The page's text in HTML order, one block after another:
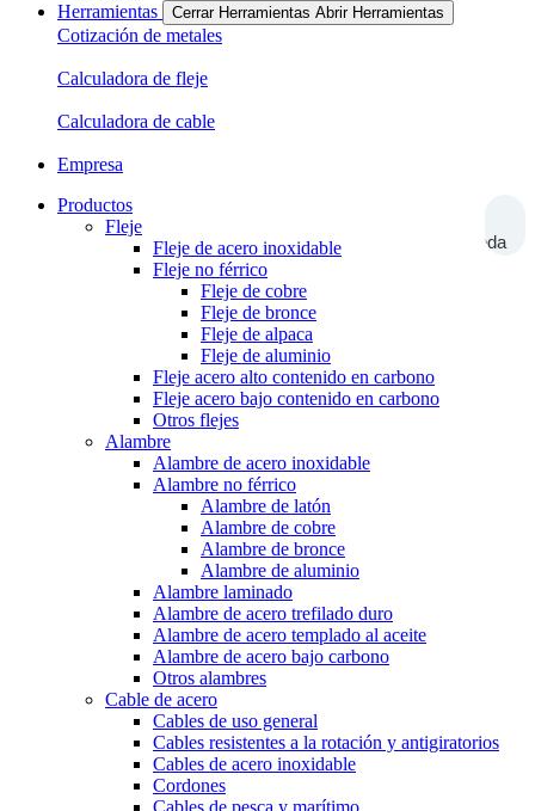
Herramientas
Cerrar Herramientas Abrir Herramientas
Cotización de metales
Calculadora de fleje
Calculadora de cable
Empresa
Búsqueda
Productos
Fleje
Fleje de acero inoxidable
Fleje no férrico
Fleje de cobre
Fleje de bronce
Fleje de alpaca
Fleje de aluminio
Fleje acero alto contenido en carbono
Fleje acero bajo contenido en carbono
Otros flejes
Alambre
Alambre de acero inoxidable
Alambre no férrico
Alambre de latón
Alambre de cobre
Alambre de bronce
Alambre de aluminio
Alambre laminado
Alambre de acero trefilado duro
Alambre de acero templado al aceite
Alambre de acero bajo carbono
Otros alambres
Cable de acero
Cables de uso general
Cables resistentes a la rotación y antigiratorios
Cables de acero inoxidable
Cordones
Cables de pesca y marítimo